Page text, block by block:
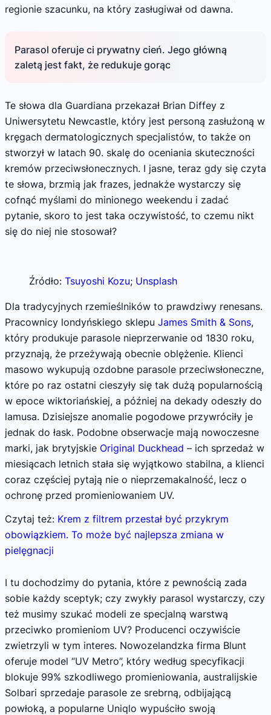
regionie szacunku, na który zasługiwał od dawna.
Parasol oferuje ci prywatny cień. Jego główną
zaletą jest fakt, że redukuje gorąc
Te słowa dla Guardiana przekazał Brian Diffey z
Uniwersytetu Newcastle, który jest personą zasłużoną w
kręgach dermatologicznych specjalistów, to także on
stworzył w latach 90. skalę do oceniania skuteczności
kremów przeciwsłonecznych. I jasne, teraz gdy się czyta
te słowa, brzmią jak frazes, jednakże wystarczy się
cofnąć myślami do minionego weekendu i zadać
pytanie, skoro to jest taka oczywistość, to czemu nikt
się do niej nie stosował?
Źródło: Tsuyoshi Kozu; Unsplash
Dla tradycyjnych rzemieślników to prawdziwy renesans.
Pracownicy londyńskiego sklepu James Smith & Sons,
który produkuje parasole nieprzerwanie od 1830 roku,
przyznają, że przeżywają obecnie oblężenie. Klienci
masowo wykupują ozdobne parasole przeciwsłoneczne,
które po raz ostatni cieszyły się tak dużą popularnością
w epoce wiktoriańskiej, a później na dekady odeszły do
lamusa. Dzisiejsze anomalie pogodowe przywróciły je
jednak do łask. Podobne obserwacje mają nowoczesne
marki, jak brytyjskie Original Duckhead – ich sprzedaż w
miesiącach letnich stała się wyjątkowo stabilna, a klienci
coraz częściej pytają nie o nieprzemakalność, lecz o
ochronę przed promieniowaniem UV.
Czytaj też: Krem z filtrem przestał być przykrym
obowiązkiem. To może być najlepsza zmiana w
pielęgnacji
I tu dochodzimy do pytania, które z pewnością zada
sobie każdy sceptyk; czy zwykły parasol wystarczy, czy
też musimy szukać modeli ze specjalną warstwą
przeciwko promieniom UV? Producenci oczywiście
zwietrzyli w tym interes. Nowozelandzka firma Blunt
oferuje model “UV Metro”, który według specyfikacji
blokuje 99% szkodliwego promieniowania, australijskie
Solbari sprzedaje parasole ze srebrną, odbijającą
powłoką, a popularne Uniqlo wypuściło swoją